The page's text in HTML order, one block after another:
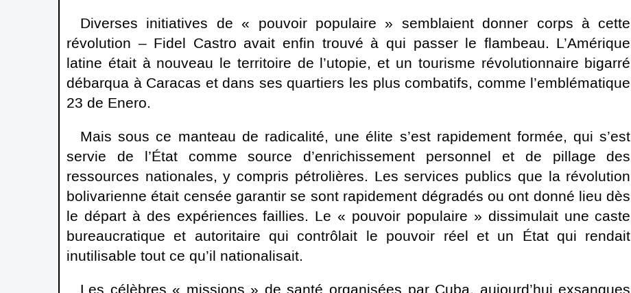
Diverses initiatives de « pouvoir populaire » semblaient donner corps à cette
révolution – Fidel Castro avait enfin trouvé à qui passer le flambeau. L’Amérique
latine était à nouveau le territoire de l’utopie, et un tourisme révolutionnaire bigarré
débarqua à Caracas et dans ses quartiers les plus combatifs, comme l’emblématique
23 de Enero.
Mais sous ce manteau de radicalité, une élite s’est rapidement formée, qui s’est
servie de l’État comme source d’enrichissement personnel et de pillage des
ressources nationales, y compris pétrolières. Les services publics que la révolution
bolivarienne était censée garantir se sont rapidement dégradés ou ont donné lieu dès
le départ à des expériences faillies. Le « pouvoir populaire » dissimulait une caste
bureaucratique et autoritaire qui contrôlait le pouvoir réel et un État qui rendait
inutilisable tout ce qu’il nationalisait.